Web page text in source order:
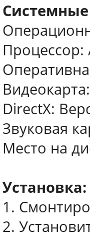
Процессор:
DirectX:
Звуковая
Место на
Установка:
1.
2.